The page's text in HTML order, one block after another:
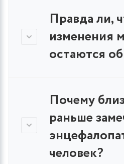
Правда ли,
изменения
остаются
Почему
раньше
человек?